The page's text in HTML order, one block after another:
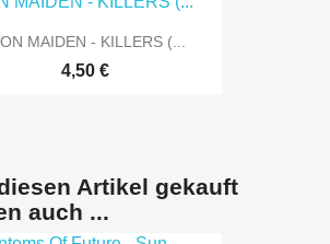
MAIDEN - KILLERS (...
4,50 €
Artikel gekauft
auch ...